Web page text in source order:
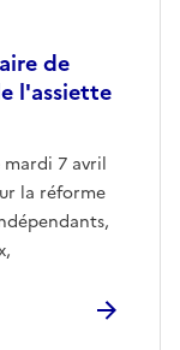
de
l'assiette
mardi 7 avril
la réforme